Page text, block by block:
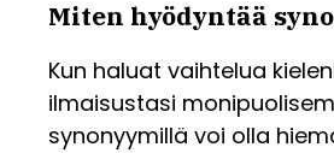
Miten hyödyntää
Kun haluat vaihtelua
ilmaisustasi
synonyymillä voi olla